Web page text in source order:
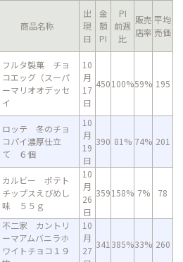
商品名称
出
現
日
金
額
PI
PI
前週
比
販売
店率
平均
売価
フルタ製菓 チョ
コエッグ（スーパ
ーマリオオデッセ
イ
10
月
17
日
450100%59% 195
ロッテ 冬のチョ
コパイ濃厚仕立
て ６個
10
月
19
日
390 81% 74% 201
カルビー ポテト
チップスえびめし
味 ５５ｇ
10
月
26
日
359158% 7% 78
不二家 カントリ
ーマアムバニラホ
ワイトチョコ１９
10
月
27
341 385%33% 260